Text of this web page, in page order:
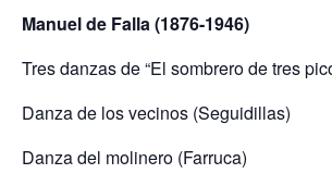
Manuel de Falla (1876-1946)
Tres danzas de “El sombrero de tres
Danza de los vecinos (Seguidillas)
Danza del molinero (Farruca)